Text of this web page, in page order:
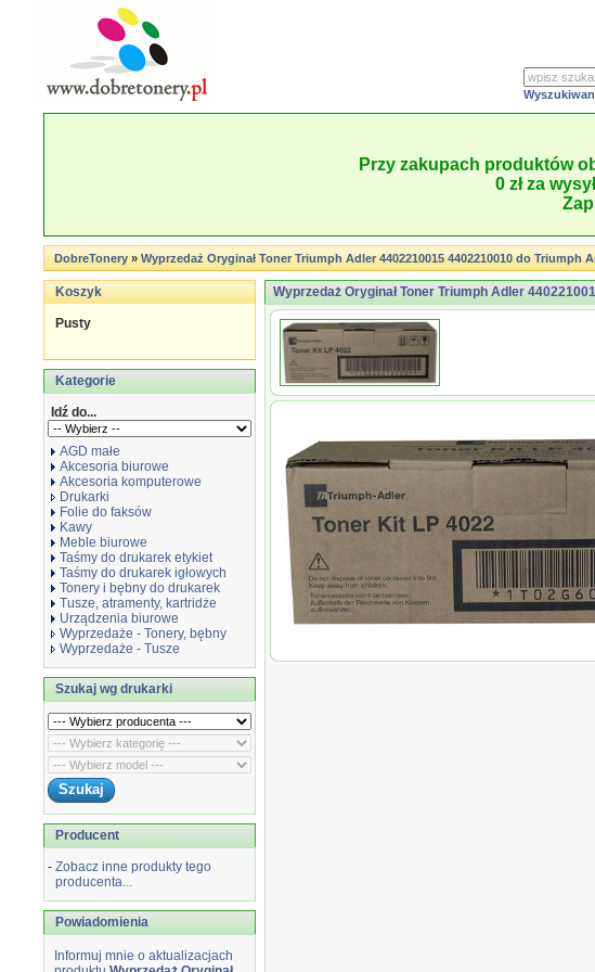
Przy zakupach produktów
0 zł za
DobreTonery»Wyprzedaż Oryginał Toner Triumph Adler 4402210015 4402210010 do Triumph
Koszyk
Pusty
Kategorie
Idź do...
AGD małe
Akcesoria biurowe
Akcesoria komputerowe
Drukarki
Folie do faksów
Kawy
Meble biurowe
Taśmy do drukarek etykiet
Taśmy do drukarek igłowych
Tonery i bębny do drukarek
Tusze, atramenty, kartridże
Urządzenia biurowe
Wyprzedaże - Tonery, bębny
Wyprzedaże - Tusze
Szukaj wg drukarki
Producent
- Zobacz inne produkty tego
producenta...
Powiadomienia
Informuj mnie o aktualizacjach
Wyprzedaż Oryginał Toner Triumph Adler